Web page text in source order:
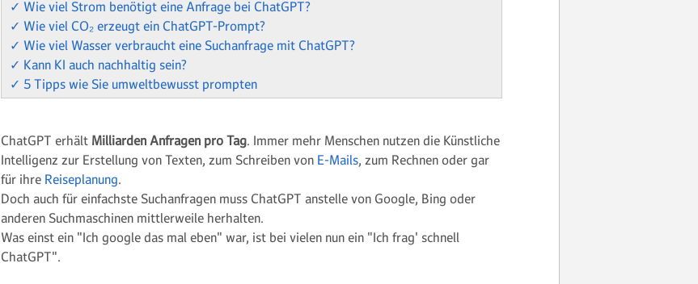
✓ Wie viel Strom benötigt eine Anfrage bei ChatGPT?
✓ Wie viel CO₂ erzeugt ein ChatGPT-Prompt?
✓ Wie viel Wasser verbraucht eine Suchanfrage mit ChatGPT?
✓ Kann KI auch nachhaltig sein?
✓ 5 Tipps wie Sie umweltbewusst prompten
ChatGPT erhält Milliarden Anfragen pro Tag. Immer mehr Menschen nutzen die Künstliche
Intelligenz zur Erstellung von Texten, zum Schreiben von E-Mails, zum Rechnen oder gar
für ihre Reiseplanung.
Doch auch für einfachste Suchanfragen muss ChatGPT anstelle von Google, Bing oder
anderen Suchmaschinen mittlerweile herhalten.
Was einst ein "Ich google das mal eben" war, ist bei vielen nun ein "Ich frag' schnell
ChatGPT".